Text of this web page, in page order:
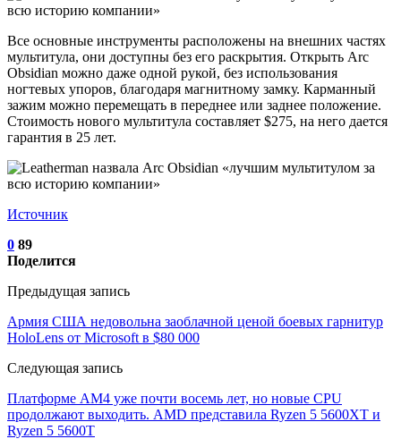
Все основные инструменты расположены на внешних частях
мультитула, они доступны без его раскрытия. Открыть Arc
Obsidian можно даже одной рукой, без использования
ногтевых упоров, благодаря магнитному замку. Карманный
зажим можно перемещать в переднее или заднее положение.
Стоимость нового мультитула составляет $275, на него дается
гарантия в 25 лет.
Источник
0 89
Поделится
Предыдущая запись
Армия США недовольна заоблачной ценой боевых гарнитур
HoloLens от Microsoft в $80 000
Следующая запись
Платформе AM4 уже почти восемь лет, но новые CPU
продолжают выходить. AMD представила Ryzen 5 5600XT и
Ryzen 5 5600T